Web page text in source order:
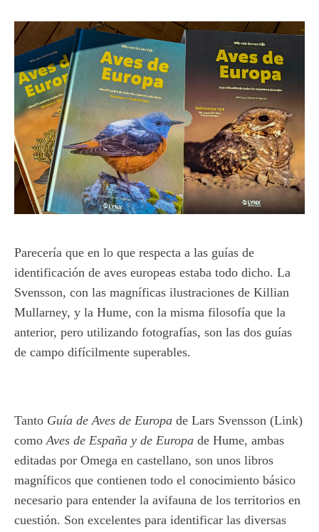
Parecería que en lo que respecta a las guías de
identificación de aves europeas estaba todo dicho. La
Svensson, con las magníficas ilustraciones de Killian
Mullarney, y la Hume, con la misma filosofía que la
anterior, pero utilizando fotografías, son las dos guías
de campo difícilmente superables.
Tanto Guía de Aves de Europa de Lars Svensson (Link)
comoAves de España y de Europa de Hume, ambas
editadas por Omega en castellano, son unos libros
magníficos que contienen todo el conocimiento básico
necesario para entender la avifauna de los territorios en
cuestión. Son excelentes para identificar las diversas